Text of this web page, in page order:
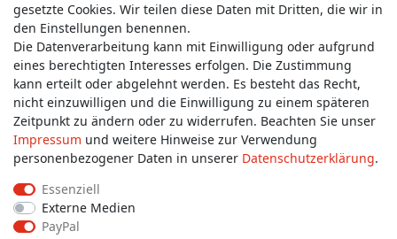
Wünschen Sie einen Rückruf?
service@allmyclothes.de
Schreiben Sie uns:
service@allmyclothes.de
Impressum
gesetzte Cookies. Wir teilen diese Daten mit Dritten, die wir in
den Einstellungen benennen.
Die Datenverarbeitung kann mit Einwilligung oder aufgrund
eines berechtigten Interesses erfolgen. Die Zustimmung
kann erteilt oder abgelehnt werden. Es besteht das Recht,
nicht einzuwilligen und die Einwilligung zu einem späteren
Zeitpunkt zu ändern oder zu widerrufen. Beachten Sie unser
Impressum und weitere Hinweise zur Verwendung
personenbezogener Daten in unserer Daten­schutz­erklärung.
Essenziell
Externe Medien
PayPal